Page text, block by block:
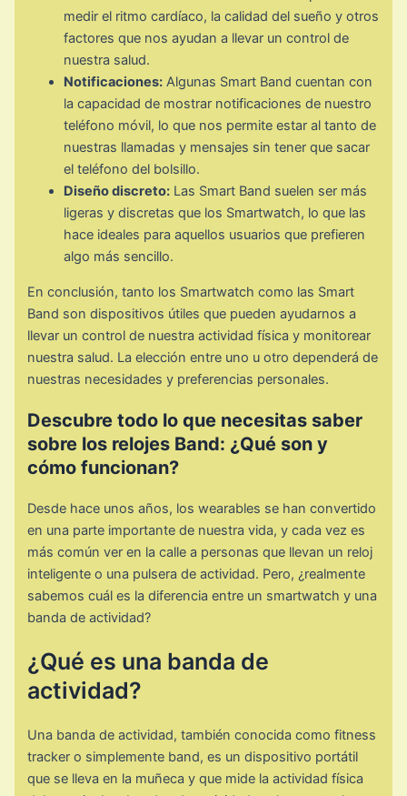
medir el ritmo cardíaco, la calidad del sueño y otros
factores que nos ayudan a llevar un control de
nuestra salud.
Notificaciones: Algunas Smart Band cuentan con
la capacidad de mostrar notificaciones de nuestro
teléfono móvil, lo que nos permite estar al tanto de
nuestras llamadas y mensajes sin tener que sacar
el teléfono del bolsillo.
Diseño discreto: Las Smart Band suelen ser más
ligeras y discretas que los Smartwatch, lo que las
hace ideales para aquellos usuarios que prefieren
algo más sencillo.
En conclusión, tanto los Smartwatch como las Smart
Band son dispositivos útiles que pueden ayudarnos a
llevar un control de nuestra actividad física y monitorear
nuestra salud. La elección entre uno u otro dependerá de
nuestras necesidades y preferencias personales.
Descubre todo lo que necesitas saber
sobre los relojes Band: ¿Qué son y
cómo funcionan?
Desde hace unos años, los wearables se han convertido
en una parte importante de nuestra vida, y cada vez es
más común ver en la calle a personas que llevan un reloj
inteligente o una pulsera de actividad. Pero, ¿realmente
sabemos cuál es la diferencia entre un smartwatch y una
banda de actividad?
¿Qué es una banda de
actividad?
Una banda de actividad, también conocida como fitness
tracker o simplemente band, es un dispositivo portátil
que se lleva en la muñeca y que mide la actividad física